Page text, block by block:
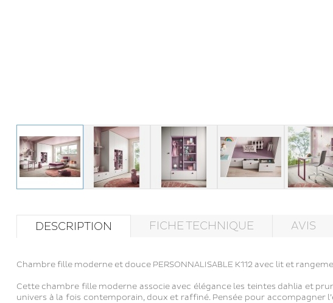
DESCRIPTION FICHE TECHNIQUE AVIS
Chambre fille moderne et douce PERSONNALISABLE K112 avec lit et
Cette chambre fille moderne associe avec élégance les teintes dahlia et
univers à la fois contemporain, doux et raffiné. Pensée pour accompagner